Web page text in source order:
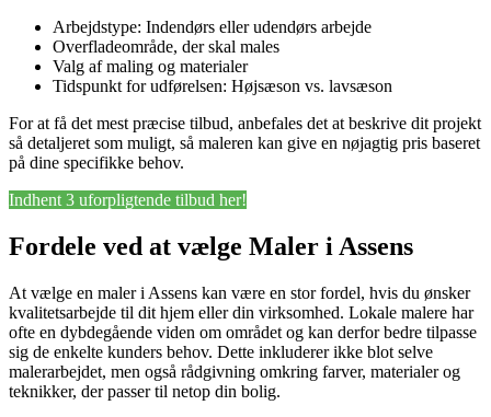
Arbejdstype: Indendørs eller udendørs arbejde
Overfladeområde, der skal males
Valg af maling og materialer
Tidspunkt for udførelsen: Højsæson vs. lavsæson
For at få det mest præcise tilbud, anbefales det at beskrive dit projekt
så detaljeret som muligt, så maleren kan give en nøjagtig pris baseret
på dine specifikke behov.
Indhent 3 uforpligtende tilbud her!
Fordele ved at vælge Maler i Assens
At vælge en maler i Assens kan være en stor fordel, hvis du ønsker
kvalitetsarbejde til dit hjem eller din virksomhed. Lokale malere har
ofte en dybdegående viden om området og kan derfor bedre tilpasse
sig de enkelte kunders behov. Dette inkluderer ikke blot selve
malerarbejdet, men også rådgivning omkring farver, materialer og
teknikker, der passer til netop din bolig.